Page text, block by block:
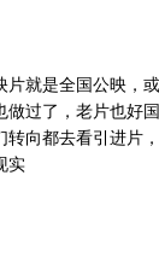
就是全国公映，
过了，老片也好
向都去看引进
实